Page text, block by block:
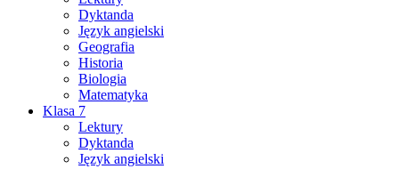
Dyktanda
Język angielski
Geografia
Historia
Biologia
Matematyka
Klasa 7
Lektury
Dyktanda
Język angielski